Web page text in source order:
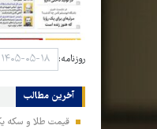
روزنامه:
آخرین مطالب
قیمت طلا و سکه یکشنبه ۱۸ مرداد ۱۴۰۵/